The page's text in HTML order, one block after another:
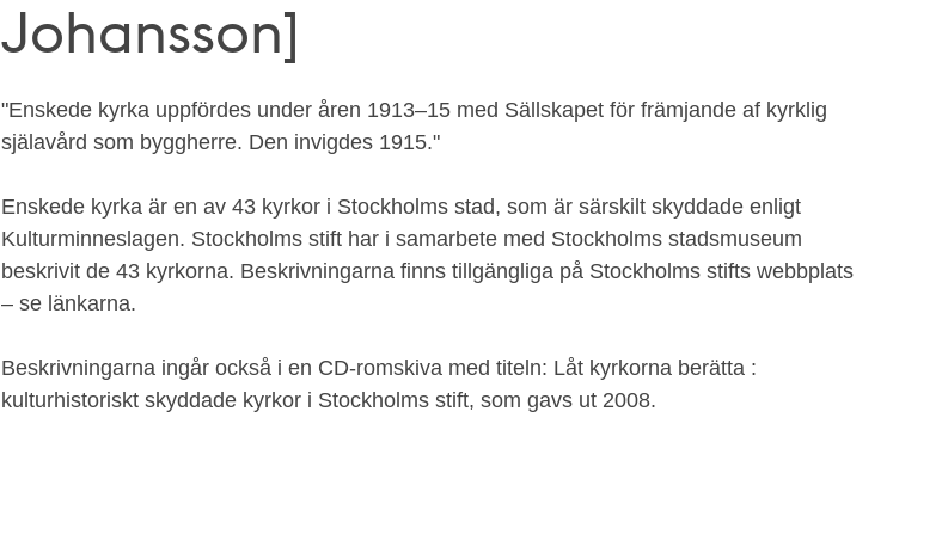
Johansson]
"Enskede kyrka uppfördes under åren 1913–15 med Sällskapet för främjande af kyrklig
själavård som byggherre. Den invigdes 1915."
Enskede kyrka är en av 43 kyrkor i Stockholms stad, som är särskilt skyddade enligt
Kulturminneslagen. Stockholms stift har i samarbete med Stockholms stadsmuseum
beskrivit de 43 kyrkorna. Beskrivningarna finns tillgängliga på Stockholms stifts webbplats
– se länkarna.
Beskrivningarna ingår också i en CD-romskiva med titeln: Låt kyrkorna berätta :
kulturhistoriskt skyddade kyrkor i Stockholms stift, som gavs ut 2008.